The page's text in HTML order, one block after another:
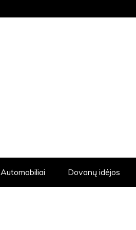
Automobiliai Dovanų idėjos